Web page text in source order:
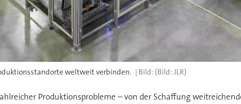
weltweit verbinden. (Bild: JLR)
Produktionsprobleme – von der Schaffung